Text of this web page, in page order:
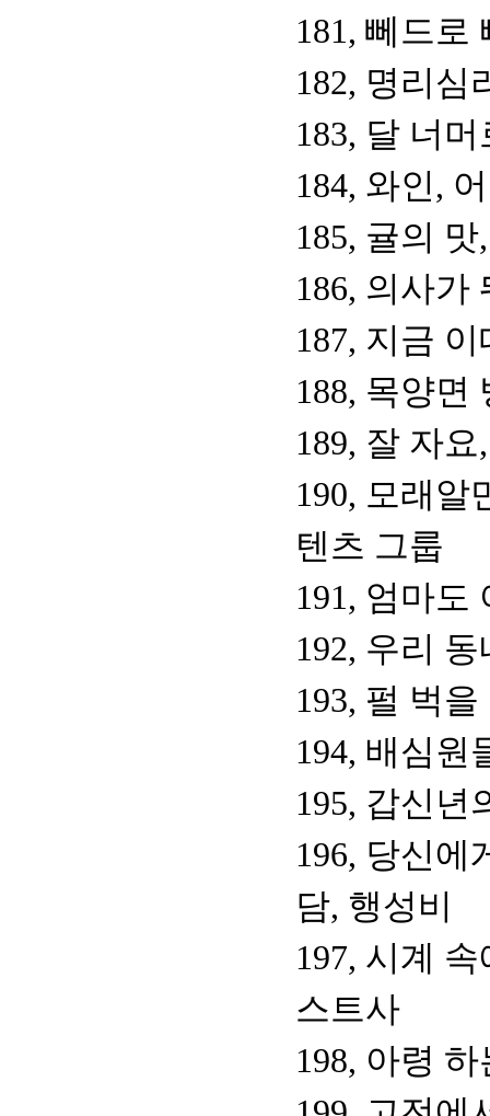
181, 뻬드로
182, 명리심
183, 달 너
184, 와인,
185, 귤의
186, 의사가
187, 지금
188, 목양면
189, 잘 자
190, 모래알
텐츠 그룹
191, 엄마도
192, 우리
193, 펄 벅
194, 배심원
195, 갑신년
196, 당신에
담, 행성비
197, 시계
스트사
198, 아령